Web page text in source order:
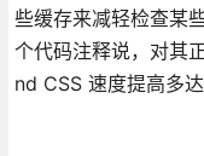
些缓存来减轻检查某
个代码注释说，对其
nd CSS 速度提高多达